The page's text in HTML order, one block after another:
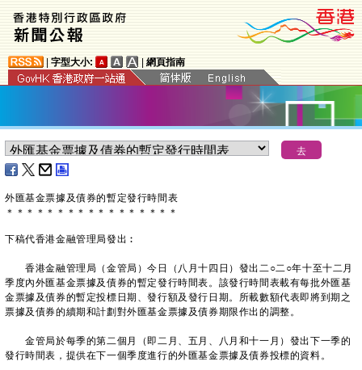
字型大小: 網頁指南
外匯基金票據及債券的暫定發行時間表
＊ ＊ ＊ ＊ ＊ ＊ ＊ ＊ ＊ ＊ ＊ ＊ ＊ ＊ ＊ ＊ ＊
下稿代香港金融管理局發出︰
香港金融管理局（金管局）今日（八月十四日）發出二○二○年十至十二月
季度內外匯基金票據及債券的暫定發行時間表。該發行時間表載有每批外匯基
金票據及債券的暫定投標日期、發行額及發行日期。所載數額代表即將到期之
票據及債券的續期和計劃對外匯基金票據及債券期限作出的調整。
金管局於每季的第二個月（即二月、五月、八月和十一月）發出下一季的
發行時間表，提供在下一個季度進行的外匯基金票據及債券投標的資料。